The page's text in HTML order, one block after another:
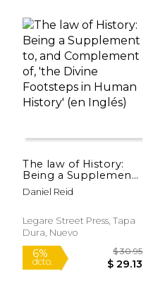
dcto. $ 25.46
The law of History:
Being a Supplement
to, and Complement
of, 'the Divine
History' (en Inglés)
Daniel Reid
Legare Street Press, Tapa
Dura, Nuevo